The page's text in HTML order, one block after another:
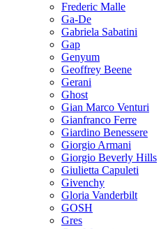
Frederic Malle
Ga-De
Gabriela Sabatini
Gap
Genyum
Geoffrey Beene
Gerani
Ghost
Gian Marco Venturi
Gianfranco Ferre
Giardino Benessere
Giorgio Armani
Giorgio Beverly Hills
Giulietta Capuleti
Givenchy
Gloria Vanderbilt
GOSH
Gres